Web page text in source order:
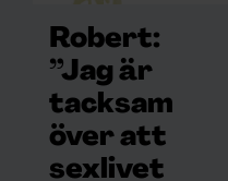
Robert:
”Jag är
tacksam
över att
sexlivet